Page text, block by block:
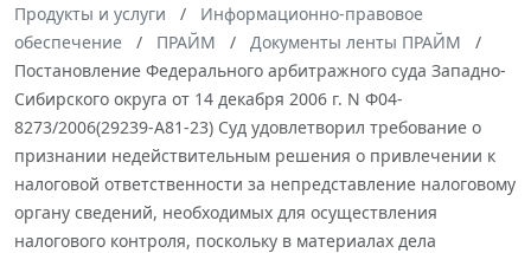
Продукты и услуги
Информационно-правовое
обеспечение
ПРАЙМ
Документы ленты ПРАЙМ
Постановление Федерального арбитражного суда Западно-
Сибирского округа от 14 декабря 2006 г. N Ф04-
8273/2006(29239-А81-23) Суд удовлетворил требование о
признании недействительным решения о привлечении к
налоговой ответственности за непредставление налоговому
органу сведений, необходимых для осуществления
налогового контроля, поскольку в материалах дела